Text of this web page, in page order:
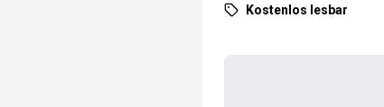
Kostenlos lesbar